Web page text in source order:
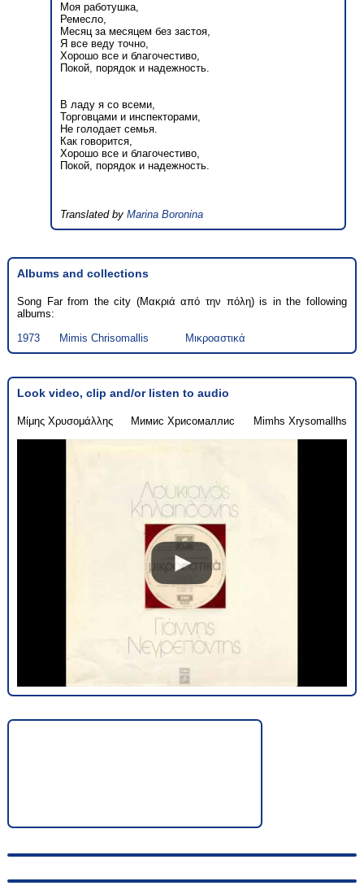
Моя работушка,
Ремесло,
Месяц за месяцем без застоя,
Я все веду точно,
Хорошо все и благочестиво,
Покой, порядок и надежность.
В ладу я со всеми,
Торговцами и инспекторами,
Не голодает семья.
Как говорится,
Хорошо все и благочестиво,
Покой, порядок и надежность.
Translated byMarina Boronina
Albums and collections
Song Far from the city (Μακριά από την πόλη) is in the following
albums:
1973
Mimis Chrisomallis Μικροαστικά
Look video, clip and/or listen to audio
Μίμης Χρυσομάλλης Мимис Хрисомаллис Mimhs Xrysomallhs